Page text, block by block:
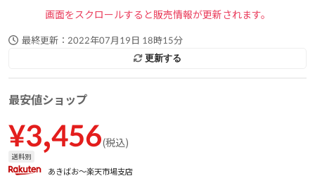
画面をスクロールすると販売情報が更新されます。
最終更新： 2022年07月19日 18時15分
更新する
最安値ショップ
¥3,456(税込)
送料別
あきばお〜楽天市場支店